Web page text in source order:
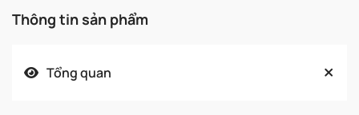
Thông tin sản phẩm
Tổng quan